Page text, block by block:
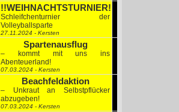
!!WEIHNACHTSTURNIER!!
Schleifchenturnier der
Volleyballsparte
27.11.2024 - Kersten
Spartenausflug
– kommt mit uns ins
Abenteuerland!
07.03.2024 - Kersten
Beachfeldaktion
– Unkraut an Selbstpflücker
abzugeben!
07.03.2024 - Kersten